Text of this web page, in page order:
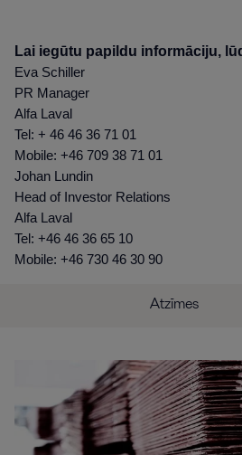
Lai iegūtu papildu informāciju,
Eva Schiller
PR Manager
Alfa Laval
Tel: + 46 46 36 71 01
Mobile: +46 709 38 71 01
Johan Lundin
Head of Investor Relations
Alfa Laval
Tel: +46 46 36 65 10
Mobile: +46 730 46 30 90
Atzīmes